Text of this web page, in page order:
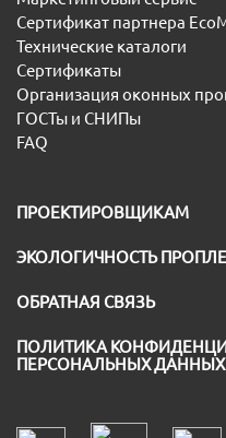
Сертификат партнера
Технические каталоги
Сертификаты
Организация оконных
ГОСТы и СНИПы
FAQ
ПРОЕКТИРОВЩИКАМ
ЭКОЛОГИЧНОСТЬ
ОБРАТНАЯ СВЯЗЬ
ПОЛИТИКА
ПЕРСОНАЛЬНЫХ ДАННЫХ